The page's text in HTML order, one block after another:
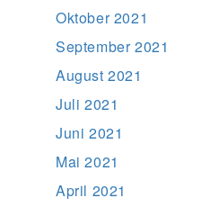
Oktober 2021
September 2021
August 2021
Juli 2021
Juni 2021
Mai 2021
April 2021